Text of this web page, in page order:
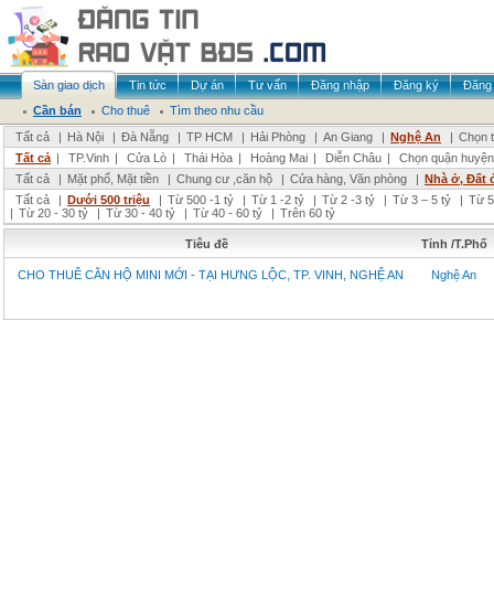
Sàn giao dịch Tin tức Dự án Tư vấn Đăng nhập Đăng ký
Đăng
Cần bán
Cho thuê
Tìm theo nhu cầu
Tất cả
| Hà Nội | Đà Nẵng | TP HCM | Hải Phòng | An Giang | Nghệ An | Chọn
Tất cả | TP.Vinh | Cửa Lò | Thái Hòa | Hoàng Mai | Diễn Châu |
Chọn quận
Tất cả
| Mặt phố, Mặt tiền | Chung cư ,căn hộ | Cửa hàng, Văn phòng | Nhà ở, Đất
Tất cả
| Dưới 500 triệu | Từ 500 -1 tỷ | Từ 1 -2 tỷ | Từ 2 -3 tỷ | Từ 3 – 5 tỷ | Từ
| Từ 20 - 30 tỷ | Từ 30 - 40 tỷ | Từ 40 - 60 tỷ | Trên 60 tỷ
Tiêu đề Tỉnh /T.Phố
CHO THUÊ CĂN HỘ MINI MỚI - TẠI HƯNG LỘC, TP. VINH, NGHỆ AN Nghệ An